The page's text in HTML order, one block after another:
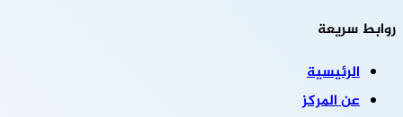
روابط سريعة
الرئيسية
عن المركز